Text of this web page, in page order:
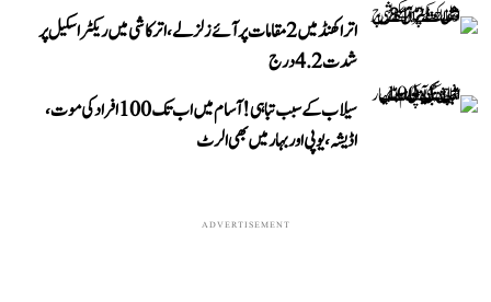
اتراکھنڈ میں 2 مقامات پر آئے زلزلے، اترکاشی میں ریکٹر اسکیل پر
شدت 4.2 درج
سیلاب کے سبب تباہی! آسام میں اب تک 100 افراد کی موت،
اڈیشہ، یوپی اور بہار میں بھی الرٹ
ADVERTISEMENT